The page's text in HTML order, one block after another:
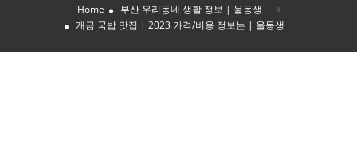
Home 부산 우리동네 생활 정보 | 울동생 »
개금 국밥 맛집 | 2023 가격/비용 정보는 | 울동생